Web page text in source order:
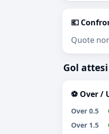
💶
Quote
Gol
⚽ Over /
Over 0.5
Over 1.5